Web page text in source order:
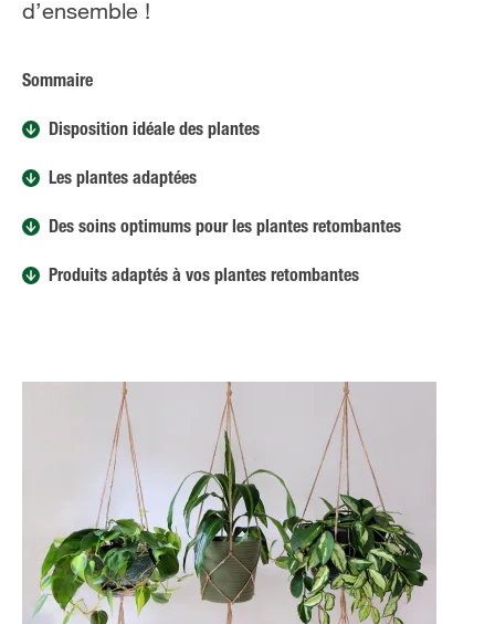
d’ensemble !
Sommaire
Disposition idéale des plantes
Les plantes adaptées
Des soins optimums pour les plantes retombantes
Produits adaptés à vos plantes retombantes